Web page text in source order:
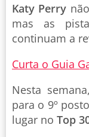
Katy Perry
mas as
continuam a
Curta o Guia
Nesta semana,
para o 9º
lugar no Top